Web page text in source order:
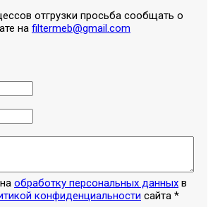
отгрузки просьба сообщать о
на filtermeb@gmail.com
обработку персональных данных в
конфиденциальности сайта *